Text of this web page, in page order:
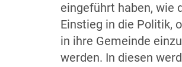
eingeführt haben, wie
Einstieg in die Politik,
in ihre Gemeinde
werden. In diesen